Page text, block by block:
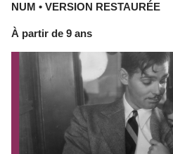
NUM • VERSION RESTAURÉE
À partir de 9 ans